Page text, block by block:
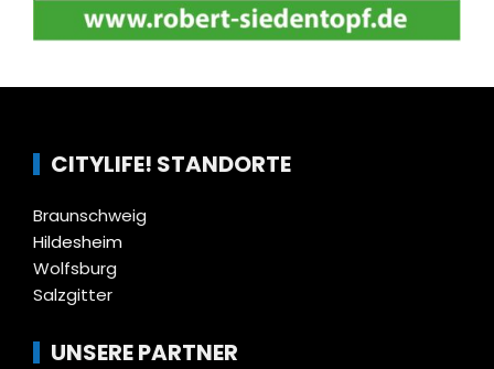
CITYLIFE! STANDORTE
Braunschweig
Hildesheim
Wolfsburg
Salzgitter
UNSERE PARTNER